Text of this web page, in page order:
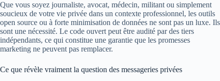
Que vous soyez journaliste, avocat, médecin, militant ou simplement
soucieux de votre vie privée dans un contexte professionnel, les outils
open source ou à forte minimisation de données ne sont pas un luxe. Ils
sont une nécessité. Le code ouvert peut être audité par des tiers
indépendants, ce qui constitue une garantie que les promesses
marketing ne peuvent pas remplacer.
Ce que révèle vraiment la question des messageries privées